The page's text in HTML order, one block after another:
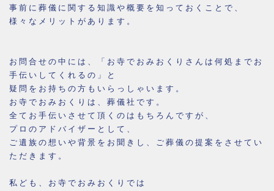
事前に葬儀に関する知識や概要を知っておくことで、
様々なメリットがあります。
お問合せの中には、「お寺でおみおくりさんは何処までお
手伝いしてくれるの」と
疑問をお持ちの方もいらっしゃいます。
お寺でおみおくりは、葬儀社です。
全てお手伝いさせて頂くのはもちろんですが、
プロのアドバイザーとして、
ご遺族の想いや背景をお聞きし、ご葬儀の提案をさせてい
ただきます。
私ども、お寺でおみおくりでは